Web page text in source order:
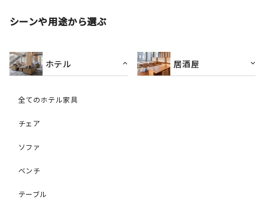
シーンや用途から選ぶ
ホテル
全てのホテル家具
チェア
ソファ
ベンチ
テーブル
居酒屋